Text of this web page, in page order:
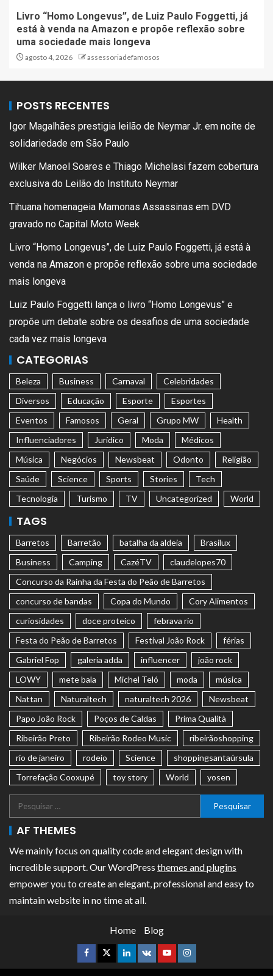
Livro “Homo Longevus”, de Luiz Paulo Foggetti, já
está à venda na Amazon e propõe reflexão sobre
uma sociedade mais longeva
agosto 4, 2026 assessoriadefamosos
POSTS RECENTES
Igor Magalhães prestigia leilão de Neymar Jr. em noite de
solidariedade em São Paulo
Wilker Manoel Soares e Thiago Michelasi fazem cobertura
exclusiva do Leilão do Instituto Neymar
Tihuana homenageia Mamonas Assassinas em DVD
gravado no Capital Moto Week
Livro “Homo Longevus”, de Luiz Paulo Foggetti, já está à
venda na Amazon e propõe reflexão sobre uma sociedade
mais longeva
Luiz Paulo Foggetti lança o livro “Homo Longevus” e
propõe um debate sobre os desafios de uma sociedade
cada vez mais longeva
CATEGORIAS
Beleza Business Carnaval
Celebridades
Diversos
Educação Esporte
Esportes
Eventos
Famosos Geral Grupo MW
Health
Influenciadores
Jurídico Moda
Médicos
Música
Negócios Newsbeat Odonto
Religião
Saúde
Science Sports Stories
Tech
Tecnologia
Turismo TV Uncategorized World
TAGS
Barretos Barretão batalha da aldeia
Brasilux
Business
Camping CazéTV
claudelopes70
Concurso da Rainha da Festa do Peão de Barretos
concurso de bandas
Copa do Mundo
Cory Alimentos
curiosidades
doce proteico
febrava rio
Festa do Peão de Barretos
Festival João Rock
férias
Gabriel Fop
galeria adda influencer
joão rock
LOWY
mete bala Michel Teló moda
música
Nattan
Naturaltech naturaltech 2026
Newsbeat
Papo João Rock
Poços de Caldas
Prima Qualità
Ribeirão Preto
Ribeirão Rodeo Music
ribeirãoshopping
rio de janeiro
rodeio Science
shoppingsantaúrsula
Torrefação Cooxupé
toy story World yosen
AF THEMES
We mainly focus on quality code and elegant design with
incredible support. Our WordPress themes and plugins
empower you to create an elegant, professional and easy to
maintain website in no time at all.
Home Blog